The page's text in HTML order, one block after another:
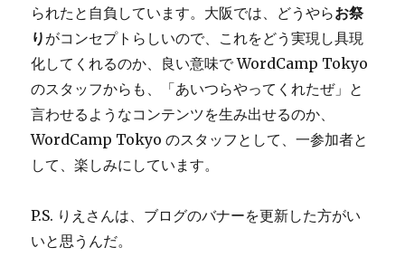
られたと自負しています。大阪では、どうやらお祭
り がコンセプトらしいので、これをどう実現し具現
化してくれるのか、良い意味で WordCamp Tokyo
のスタッフからも、「あいつらやってくれたぜ」と
言わせるようなコンテンツを生み出せるのか、
WordCamp Tokyo のスタッフとして、一参加者と
して、楽しみにしています。
P.S. りえさんは、ブログのバナーを更新した方がい
いと思うんだ。